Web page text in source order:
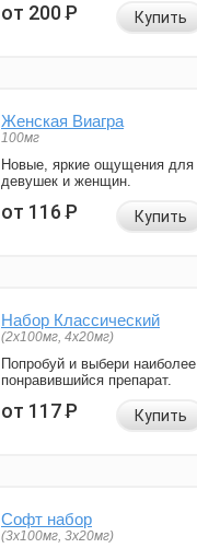
от 200Р Купить
Женская Виагра
100мг
Новые, яркие ощущения для
девушек и женщин.
от 116Р Купить
Набор Классический
(2x100мг, 4x20мг)
Попробуй и выбери наиболее
понравившийся препарат.
от 117Р Купить
Софт набор
(3x100мг, 3x20мг)